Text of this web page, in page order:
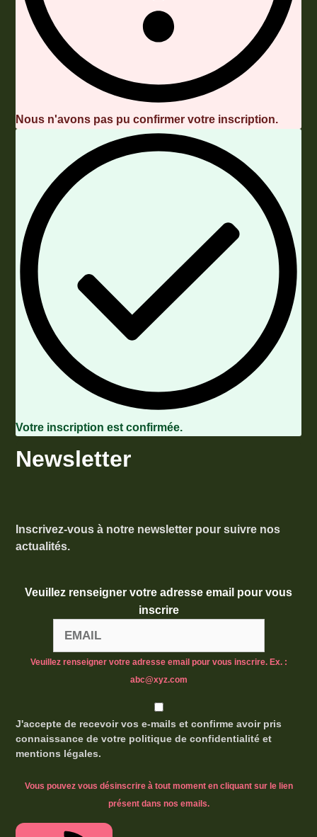
Nous n'avons pas pu confirmer votre inscription.
Votre inscription est confirmée.
Newsletter
Inscrivez-vous à notre newsletter pour suivre nos
actualités.
Veuillez renseigner votre adresse email pour vous
inscrire
Veuillez renseigner votre adresse email pour vous inscrire. Ex. :
abc@xyz.com
J'accepte de recevoir vos e-mails et confirme avoir pris
connaissance de votre politique de confidentialité et
mentions légales.
Vous pouvez vous désinscrire à tout moment en cliquant sur le lien
présent dans nos emails.